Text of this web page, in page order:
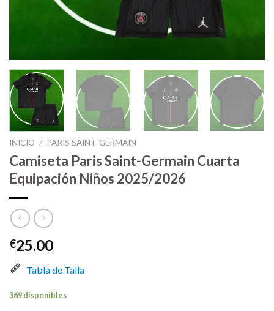
INICIO / PARIS SAINT-GERMAIN
Camiseta Paris Saint-Germain Cuarta
Equipación Niños 2025/2026
€25.00
Tabla de Talla
369 disponibles